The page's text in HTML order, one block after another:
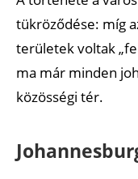
tükröződése: míg
területek voltak
ma már minden
közösségi tér.